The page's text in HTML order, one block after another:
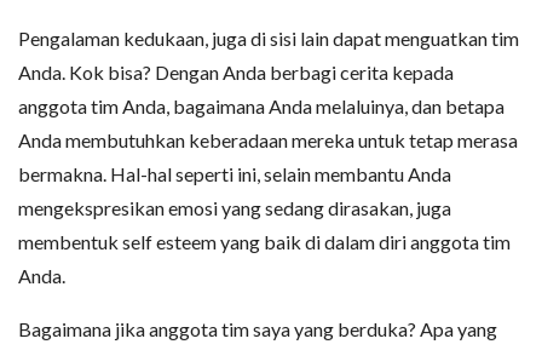
Pengalaman kedukaan, juga di sisi lain dapat menguatkan tim
Anda. Kok bisa? Dengan Anda berbagi cerita kepada
anggota tim Anda, bagaimana Anda melaluinya, dan betapa
Anda membutuhkan keberadaan mereka untuk tetap merasa
bermakna. Hal-hal seperti ini, selain membantu Anda
mengekspresikan emosi yang sedang dirasakan, juga
membentuk self esteem yang baik di dalam diri anggota tim
Anda.
Bagaimana jika anggota tim saya yang berduka? Apa yang